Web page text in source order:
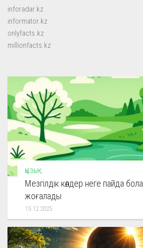
inforadar.kz
informator.kz
onlyfacts.kz
millionfacts.kz
ҚЫЗЫҚ
Мезгілдік көлдер неге пайда
жоғалады
15.12.2025